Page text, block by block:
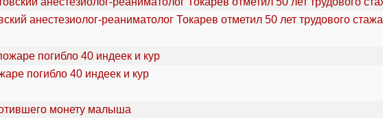
анестезиолог-реаниматолог Токарев отметил 50 лет трудового стажа
погибло 40 индеек и кур